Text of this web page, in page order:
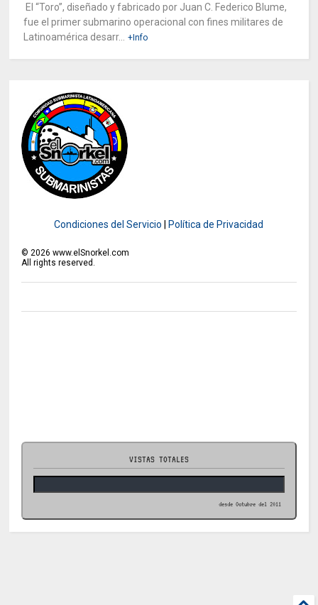
El “Toro”, diseñado y fabricado por Juan C. Federico Blume,
fue el primer submarino operacional con fines militares de
Latinoamérica desarr...
+Info
Condiciones del Servicio Política de Privacidad
© 2026 www.elSnorkel.com
All rights reserved.
VISTAS TOTALES
desde Octubre del 2011